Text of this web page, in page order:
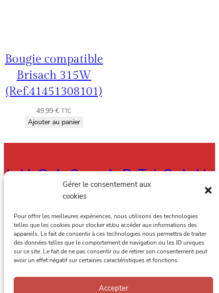
Gérer le consentement aux
cookies
Pour offrir les meilleures expériences, nous utilisons des technologies
telles que les cookies pour stocker et/ou accéder aux informations des
appareils. Le fait de consentir à ces technologies nous permettra de traiter
des données telles que le comportement de navigation ou les ID uniques
sur ce site. Le fait de ne pas consentir ou de retirer son consentement peut
avoir un effet négatif sur certaines caractéristiques et fonctions.
Accepter
Bougie compatible
Brisach 315W
(Ref.41451308101)
49,99€ TTC
Ajouter au panier
LUCAS, ARTISAN
RAMONEUR À
AMIENS, ALBERT
ET DANS TOUTE
LA SOMME
Lucas, artisan ramoneur à Amiens, Albert et dans toute la Somme.